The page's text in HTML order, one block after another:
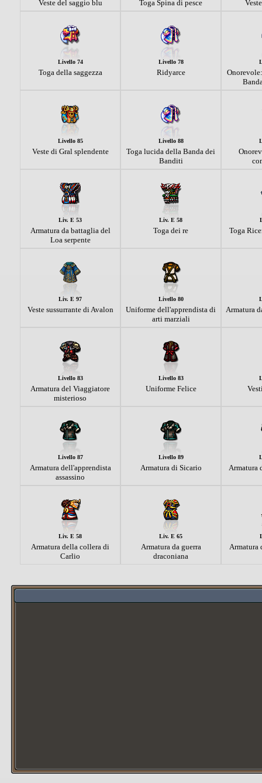
Veste del saggio blu Toga Spina di pesce
Livello 74
Toga della saggezza
Livello 78
Ridyarce
Livello 85
Veste di Gral splendente
Livello 88
Toga lucida della Banda dei
Banditi
Liv. E 53
Armatura da battaglia del
Loa serpente
Liv. E 58
Toga dei re Toga
Liv. E 97
Veste sussurrante di Avalon
Livello 80
Uniforme dell'apprendista di
arti marziali
Armatura
Livello 83
Armatura del Viaggiatore
misterioso
Livello 83
Uniforme Felice
Livello 87
Armatura dell'apprendista
assassino
Livello 89
Armatura di Sicario Armatura
Liv. E 58
Armatura della collera di
Carlio
Liv. E 65
Armatura da guerra
draconiana
Armatura